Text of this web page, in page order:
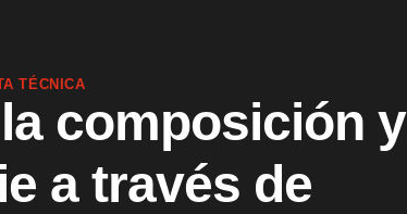
TÉCNICA
composición y
a través de